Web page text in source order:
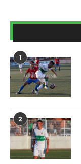
1
2